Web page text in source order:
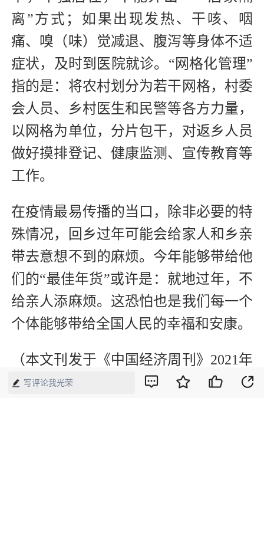
离”方式；如果出现发热、干咳、咽
痛、嗅（味）觉减退、腹泻等身体不适
症状，及时到医院就诊。“网格化管理”
指的是：将农村划分为若干网格，村委
会人员、乡村医生和民警等各方力量，
以网格为单位，分片包干，对返乡人员
做好摸排登记、健康监测、宣传教育等
工作。
在疫情最易传播的当口，除非必要的特
殊情况，回乡过年可能会给家人和乡亲
带去意想不到的麻烦。今年能够带给他
们的“最佳年货”或许是：就地过年，不
给亲人添麻烦。这恐怕也是我们每一个
个体能够带给全国人民的幸福和安康。
（本文刊发于《中国经济周刊》2021年
第2期）
写评论我光荣